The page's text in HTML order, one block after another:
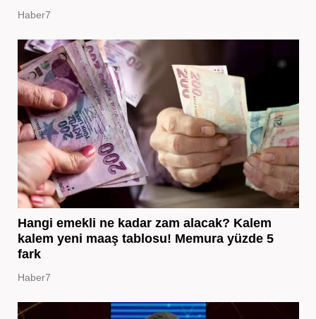
Haber7
Hangi emekli ne kadar zam alacak? Kalem
kalem yeni maaş tablosu! Memura yüzde 5
fark
Haber7